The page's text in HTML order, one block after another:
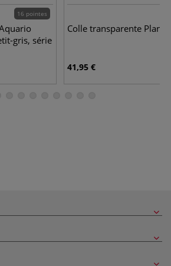
16 pointes
gris, série
Colle transparente
41,95 €